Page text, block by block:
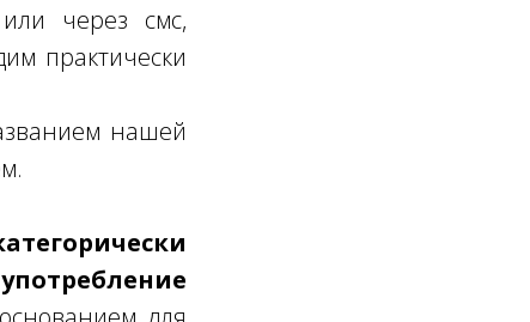
через смс,
практически
нашей